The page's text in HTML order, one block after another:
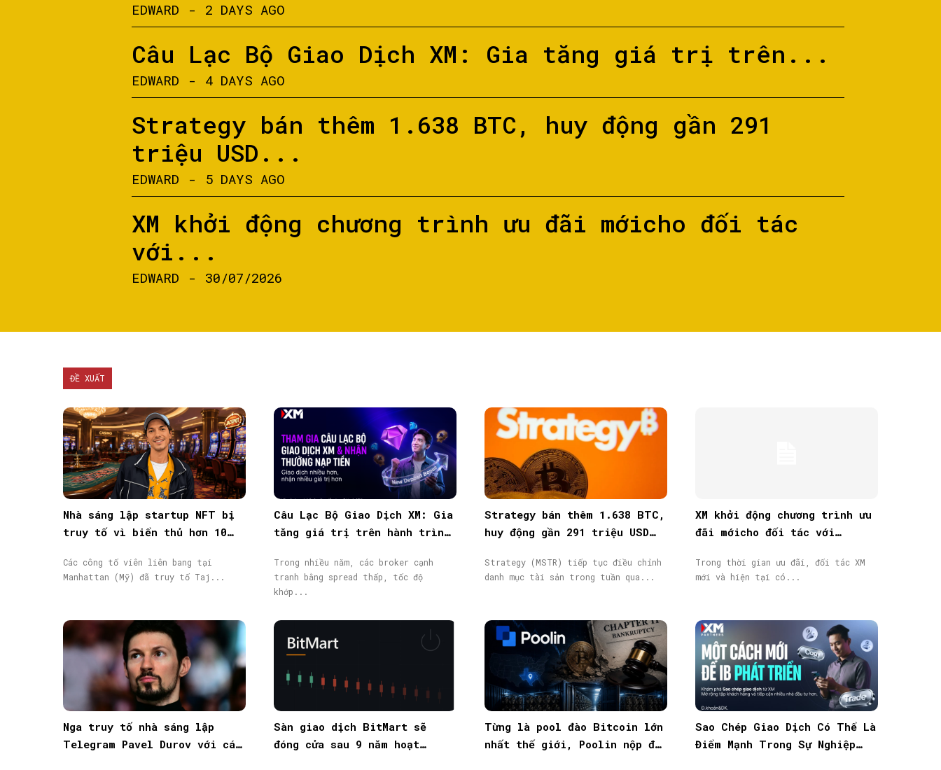
EDWARD - 2 DAYS AGO
Câu Lạc Bộ Giao Dịch XM: Gia tăng giá trị trên...
EDWARD - 4 DAYS AGO
Strategy bán thêm 1.638 BTC, huy động gần 291
triệu USD...
EDWARD - 5 DAYS AGO
XM khởi động chương trình ưu đãi mớicho đối tác
với...
EDWARD - 30/07/2026
ĐỀ XUẤT
Nhà sáng lập startup NFT bị
truy tố vì biển thủ hơn 10
Các công tố viên liên bang tại
Manhattan (Mỹ) đã truy tố Taj...
Câu Lạc Bộ Giao Dịch XM: Gia
tăng giá trị trên hành trình
Trong nhiều năm, các broker cạnh
tranh bằng spread thấp, tốc độ
khớp...
Strategy bán thêm 1.638 BTC,
huy động gần 291 triệu USD
Strategy (MSTR) tiếp tục điều chỉnh
danh mục tài sản trong tuần qua...
XM khởi động chương trình ưu
đãi mớicho đối tác với
40.000$
Trong thời gian ưu đãi, đối tác XM
mới và hiện tại có...
Nga truy tố nhà sáng lập
Telegram Pavel Durov với cáo
Sàn giao dịch BitMart sẽ
đóng cửa sau 9 năm hoạt
Từng là pool đào Bitcoin lớn
nhất thế giới, Poolin nộp đơn
Sao Chép Giao Dịch Có Thể Là
Điểm Mạnh Trong Sự Nghiệp